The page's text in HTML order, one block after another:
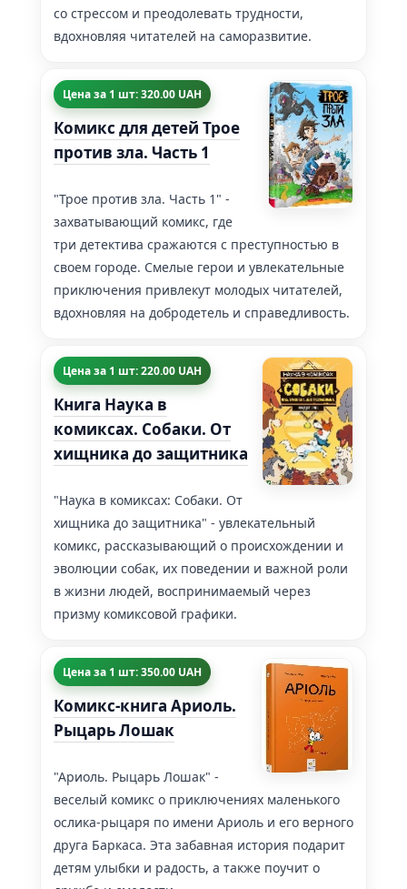
со стрессом и преодолевать трудности,
вдохновляя читателей на саморазвитие.
Цена за 1 шт: 320.00 UAH
Комикс для детей Трое
против зла. Часть 1
"Трое против зла. Часть 1" -
захватывающий комикс, где
три детектива сражаются с преступностью в
своем городе. Смелые герои и увлекательные
приключения привлекут молодых читателей,
вдохновляя на добродетель и справедливость.
Цена за 1 шт: 220.00 UAH
Книга Наука в
комиксах. Собаки. От
хищника до защитника
"Наука в комиксах: Собаки. От
хищника до защитника" - увлекательный
комикс, рассказывающий о происхождении и
эволюции собак, их поведении и важной роли
в жизни людей, воспринимаемый через
призму комиксовой графики.
Цена за 1 шт: 350.00 UAH
Комикс-книга Ариоль.
Рыцарь Лошак
"Ариоль. Рыцарь Лошак" -
веселый комикс о приключениях маленького
ослика-рыцаря по имени Ариоль и его верного
друга Баркаса. Эта забавная история подарит
детям улыбки и радость, а также поучит о